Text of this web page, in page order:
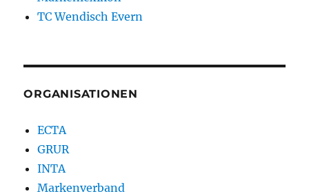
TC Wendisch Evern
ORGANISATIONEN
ECTA
GRUR
INTA
Markenverband